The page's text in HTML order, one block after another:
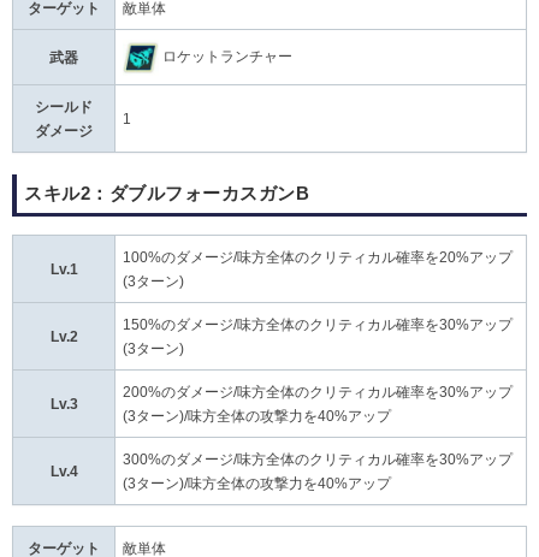
ターゲット 敵単体
武器 ロケットランチャー
シールド
ダメージ
1
スキル2：ダブルフォーカスガンB
Lv.1
100%のダメージ/味方全体のクリティカル確率を20%アップ
(3ターン)
Lv.2
150%のダメージ/味方全体のクリティカル確率を30%アップ
(3ターン)
Lv.3
200%のダメージ/味方全体のクリティカル確率を30%アップ
(3ターン)/味方全体の攻撃力を40%アップ
Lv.4
300%のダメージ/味方全体のクリティカル確率を30%アップ
(3ターン)/味方全体の攻撃力を40%アップ
ターゲット 敵単体